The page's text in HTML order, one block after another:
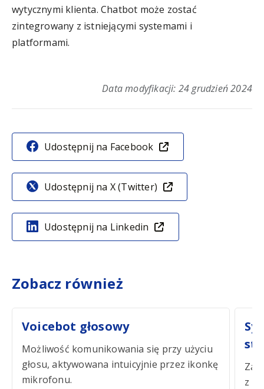
wytycznymi klienta. Chatbot może zostać
zintegrowany z istniejącymi systemami i
platformami.
Data modyfikacji: 24 grudzień 2024
Udostępnij na Facebook
Udostępnij na X (Twitter)
Udostępnij na Linkedin
Zobacz również
Voicebot głosowy
Możliwość komunikowania się przy użyciu
głosu, aktywowana intuicyjnie przez ikonkę
mikrofonu.
z